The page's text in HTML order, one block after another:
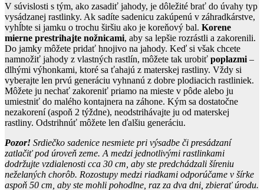
V súvislosti s tým, ako zasadiť jahody, je dôležité brať do úvahy typ
vysádzanej rastlinky. Ak sadíte sadenicu zakúpenú v záhradkárstve,
vyhĺbte si jamku o trochu širšiu ako je koreňový bal. Korene
mierne prestrihajte nožnicami, aby sa lepšie rozrástli a zakorenili.
Do jamky môžete pridať hnojivo na jahody. Keď si však chcete
namnožiť jahody z vlastných rastlín, môžete tak urobiť poplazmi –
dlhými výhonkami, ktoré sa ťahajú z materskej rastliny. Vždy si
vyberajte len prvú generáciu vyhnanú z dobre plodiacich rastliniek.
Môžete ju nechať zakoreniť priamo na mieste v pôde alebo ju
umiestniť do malého kontajnera na záhone. Kým sa dostatočne
nezakorení (aspoň 2 týždne), neodstrihávajte ju od materskej
rastliny. Odstrihnúť môžete len ďalšiu generáciu.
Pozor! Srdiečko sadenice nesmiete pri výsadbe či presádzaní
zatlačiť pod úroveň zeme. A medzi jednotlivými rastlinkami
dodržujte vzdialenosti cca 30 cm, aby ste predchádzali šíreniu
neželaných chorôb. Rozostupy medzi riadkami odporúčame v šírke
aspoň 50 cm, aby ste mohli pohodlne, raz za dva dni, zbierať úrodu.